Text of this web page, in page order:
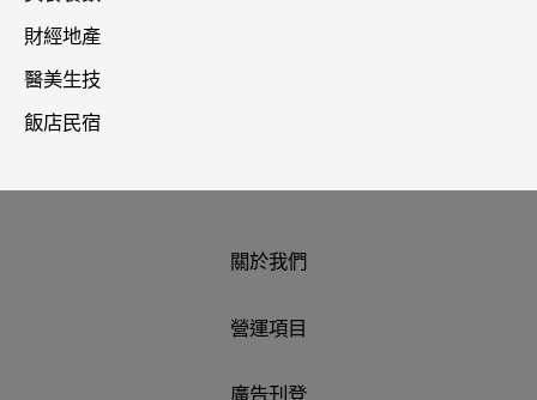
財經地產
醫美生技
飯店民宿
關於我們
營運項目
廣告刊登